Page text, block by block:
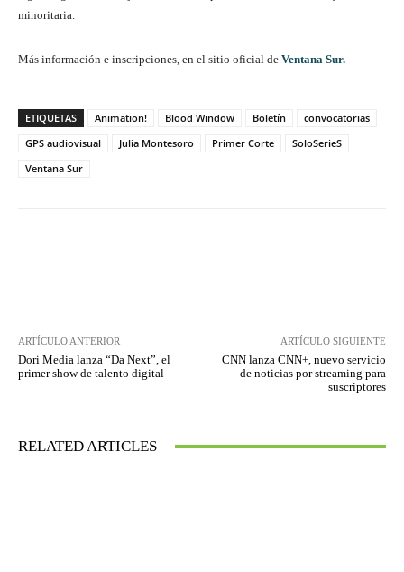
minoritaria.
Más información e inscripciones, en el sitio oficial de Ventana Sur.
ETIQUETAS Animation! Blood Window Boletín
convocatorias
GPS audiovisual
Julia Montesoro Primer Corte
SoloSerieS
Ventana Sur
ARTÍCULO ANTERIOR
Dori Media lanza “Da Next”, el
primer show de talento digital
ARTÍCULO SIGUIENTE
CNN lanza CNN+, nuevo servicio
de noticias por streaming para
suscriptores
RELATED ARTICLES